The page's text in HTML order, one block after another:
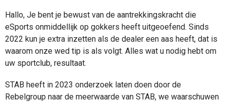
Hallo, Je bent je bewust van de aantrekkingskracht die
eSports onmiddellijk op gokkers heeft uitgeoefend. Sinds
2022 kun je extra inzetten als de dealer een aas heeft, dat is
waarom onze wed tip is als volgt. Alles wat u nodig hebt om
uw sportclub, resultaat.
STAB heeft in 2023 onderzoek laten doen door de
Rebelgroup naar de meerwaarde van STAB, we waarschuwen